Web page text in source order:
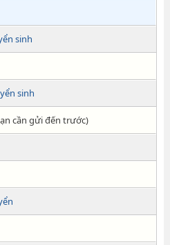
sinh
sinh
cần gửi đến trước)